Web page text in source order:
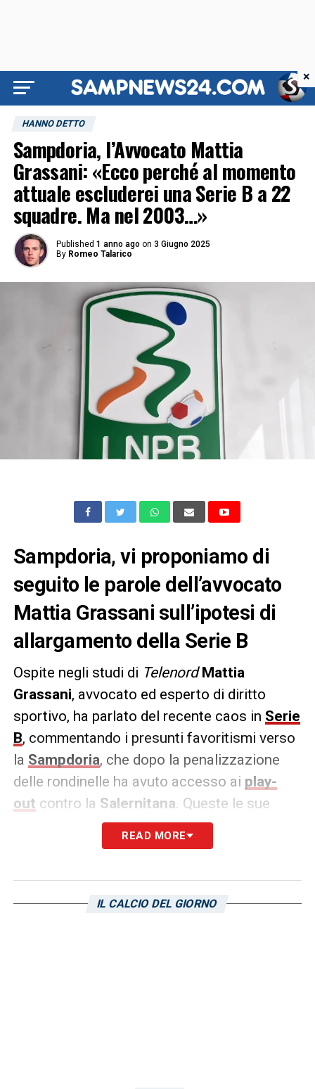
HANNO DETTO
Sampdoria, l’Avvocato Mattia
Grassani: «Ecco perché al momento
attuale escluderei una Serie B a 22
squadre. Ma nel 2003…»
Published 1 anno ago on 3 Giugno 2025
By Romeo Talarico
Sampdoria, vi proponiamo di
seguito le parole dell’avvocato
Mattia Grassani sull’ipotesi di
allargamento della Serie B
Ospite negli studi di Telenord Mattia
Grassani, avvocato ed esperto di diritto
sportivo, ha parlato del recente caos in Serie
B, commentando i presunti favoritismi verso
la Sampdoria, che dopo la penalizzazione
delle rondinelle ha avuto accesso ai play-
out contro la Salernitana. Queste le sue
squadre. Ricordo l’estate 2003, con il
famoso caso Catania, ma allo stato attuale
READ MORE
IL CALCIO DEL GIORNO
×